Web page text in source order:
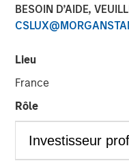
BESOIN D’AIDE,
Lieu
France
Rôle
NEW YORK–May 17,
Morgan Stanley
climate private equity
equity capital
private pension funds
Nordic region,